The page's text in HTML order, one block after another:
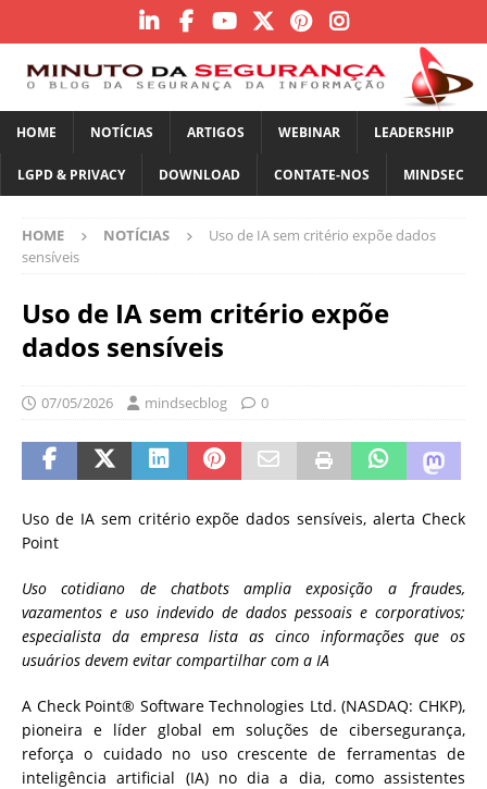
HOME NOTÍCIAS ARTIGOS WEBINAR LEADERSHIP
LGPD & PRIVACY DOWNLOAD CONTATE-NOS MINDSEC
HOME NOTÍCIAS
Uso de IA sem critério expõe dados
sensíveis
Uso de IA sem critério expõe
dados sensíveis
07/05/2026 mindsecblog 0
Uso de IA sem critério expõe dados sensíveis, alerta Check
Point
Uso cotidiano de chatbots amplia exposição a fraudes,
vazamentos e uso indevido de dados pessoais e corporativos;
especialista da empresa lista as cinco informações que os
usuários devem evitar compartilhar com a IA
A Check Point® Software Technologies Ltd. (NASDAQ: CHKP),
pioneira e líder global em soluções de cibersegurança,
reforça o cuidado no uso crescente de ferramentas de
inteligência artificial (IA) no dia a dia, como assistentes